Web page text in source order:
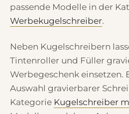
passende Modelle in der
Werbekugelschreiber.
Neben Kugelschreibern
Tintenroller und Füller
Werbegeschenk einsetzen.
Auswahl gravierbarer
Kategorie Kugelschreiber